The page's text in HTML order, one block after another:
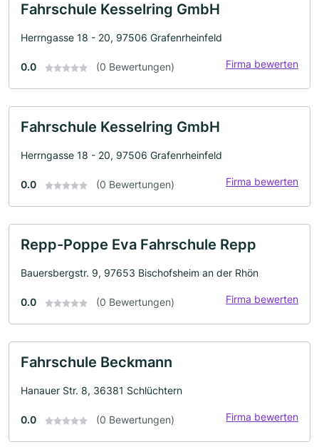
Fahrschule Kesselring GmbH
Herrngasse 18 - 20, 97506 Grafenrheinfeld
0.0 (0 Bewertungen) Firma bewerten
Fahrschule Kesselring GmbH
Herrngasse 18 - 20, 97506 Grafenrheinfeld
0.0 (0 Bewertungen) Firma bewerten
Repp-Poppe Eva Fahrschule Repp
Bauersbergstr. 9, 97653 Bischofsheim an der Rhön
0.0 (0 Bewertungen) Firma bewerten
Fahrschule Beckmann
Hanauer Str. 8, 36381 Schlüchtern
0.0 (0 Bewertungen) Firma bewerten